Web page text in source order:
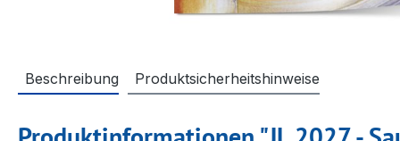
Beschreibung Produktsicherheitshinweise